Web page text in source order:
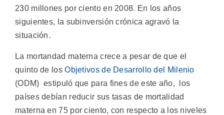
230 millones por ciento en 2008. En los años
siguientes, la subinversión crónica agravó la
situación.
La mortandad materna crece a pesar de que el
quinto de losObjetivos de Desarrollo del Milenio
(ODM) estipuló que para fines de este año, los
países debían reducir sus tasas de mortalidad
materna en 75 por ciento, con respecto a los niveles